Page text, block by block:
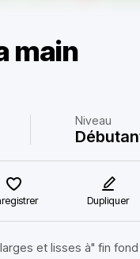
main
Niveau
Dupliquer
et lisses à" fin